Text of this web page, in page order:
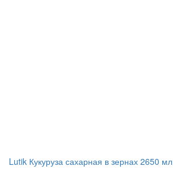
Lutik Кукуруза сахарная в зернах 2650 мл